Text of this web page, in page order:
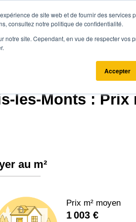
de site web et de fournir des services
consultez notre politique de confidentialité.
site. Cependant, en vue de respecter vos
Accepter
Vendre avec Agence.immo
les-Monts : Prix
au m²
Prix m² moyen
1 003 €